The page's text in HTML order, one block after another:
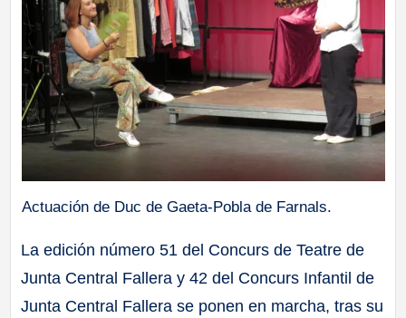
Actuación de Duc de Gaeta-Pobla de Farnals.
La edición número 51 del Concurs de Teatre de
Junta Central Fallera y 42 del Concurs Infantil de
Junta Central Fallera se ponen en marcha, tras su